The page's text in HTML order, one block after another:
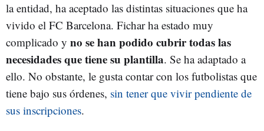
la entidad, ha aceptado las distintas situaciones que ha
vivido el FC Barcelona. Fichar ha estado muy
complicado y no se han podido cubrir todas las
necesidades que tiene su plantilla. Se ha adaptado a
ello. No obstante, le gusta contar con los futbolistas que
tiene bajo sus órdenes, sin tener que vivir pendiente de
sus inscripciones.